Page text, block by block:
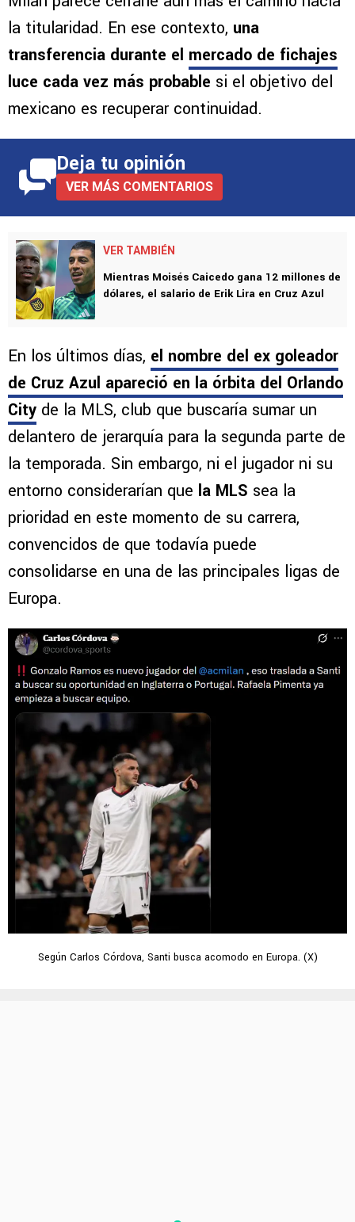
la titularidad. En ese contexto, una
transferencia durante el mercado de fichajes
luce cada vez más probable si el objetivo del
mexicano es recuperar continuidad.
Deja tu opinión
VER MÁS COMENTARIOS
VER TAMBIÉN
Mientras Moisés Caicedo gana 12 millones de
dólares, el salario de Erik Lira en Cruz Azul
En los últimos días, el nombre del ex goleador
de Cruz Azul apareció en la órbita del Orlando
City de la MLS, club que buscaría sumar un
delantero de jerarquía para la segunda parte de
la temporada. Sin embargo, ni el jugador ni su
entorno considerarían que la MLS sea la
prioridad en este momento de su carrera,
convencidos de que todavía puede
consolidarse en una de las principales ligas de
Europa.
Según Carlos Córdova, Santi busca acomodo en Europa. (X)